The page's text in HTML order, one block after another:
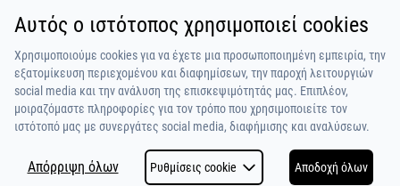
ΣΥΝΔΕΣΗ / ΕΓΓΡΑΦΗ ΑΓΑΠΗΜΕΝΑ ΕΠΙΚΟΙΝΩΝΙΑ
ΟΡΟΙ ΧΡΗΣΗΣ
ΠΟΙΟΙ ΕΙΜΑΣΤΕ
ΠΛΗΡΩΜΗ / ΑΠΟΣΤΟΛΗ
ΠΟΛΙΤΙΚΗ ΑΠΟΡΡΗΤΟΥ
Η ΟΜΑΔΑ
ΣΧΟΛΙΑ
ΠΕΛΑΤΩΝ
Αυτός ο ιστότοπος χρησιμοποιεί cookies
Χρησιμοποιούμε cookies για να έχετε μια προσωποποιημένη εμπειρία, την
εξατομίκευση περιεχομένου και διαφημίσεων, την παροχή λειτουργιών
social media και την ανάλυση της επισκεψιμότητάς μας. Επιπλέον,
μοιραζόμαστε πληροφορίες για τον τρόπο που χρησιμοποιείτε τον
ιστότοπό μας με συνεργάτες social media, διαφήμισης και αναλύσεων.
Απόρριψη όλων Ρυθμίσεις cookie Αποδοχή όλων